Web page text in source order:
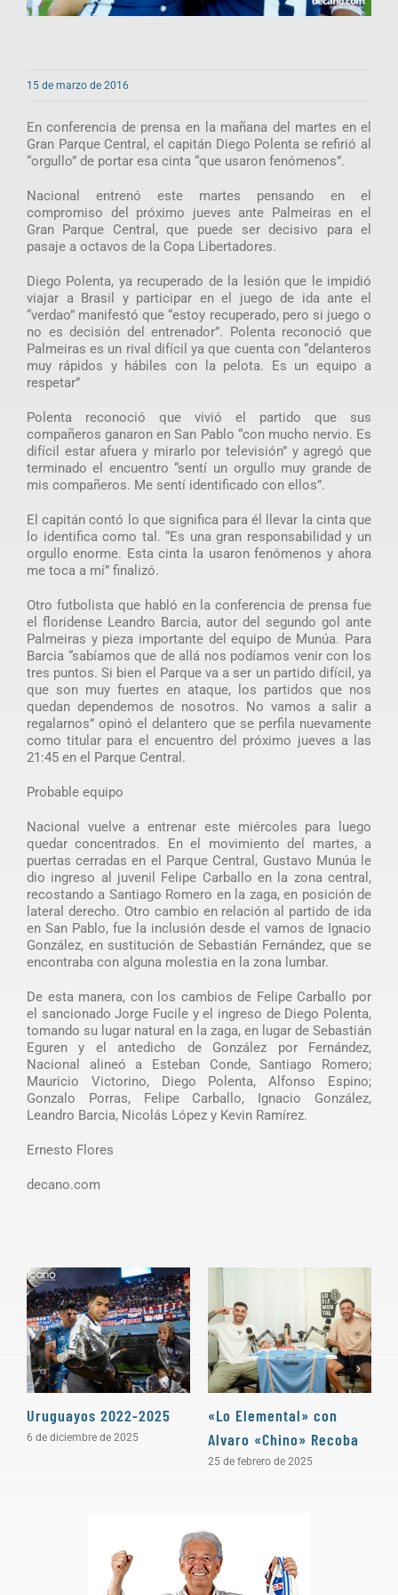
15 de marzo de 2016
En conferencia de prensa en la mañana del martes en el
Gran Parque Central, el capitán Diego Polenta se refirió al
“orgullo” de portar esa cinta “que usaron fenómenos”.
Nacional entrenó este martes pensando en el
compromiso del próximo jueves ante Palmeiras en el
Gran Parque Central, que puede ser decisivo para el
pasaje a octavos de la Copa Libertadores.
Diego Polenta, ya recuperado de la lesión que le impidió
viajar a Brasil y participar en el juego de ida ante el
“verdao” manifestó que “estoy recuperado, pero si juego o
no es decisión del entrenador”. Polenta reconoció que
Palmeiras es un rival difícil ya que cuenta con “delanteros
muy rápidos y hábiles con la pelota. Es un equipo a
respetar”
Polenta reconoció que vivió el partido que sus
compañeros ganaron en San Pablo “con mucho nervio. Es
difícil estar afuera y mirarlo por televisión” y agregó que
terminado el encuentro “sentí un orgullo muy grande de
mis compañeros. Me sentí identificado con ellos”.
El capitán contó lo que significa para él llevar la cinta que
lo identifica como tal. “Es una gran responsabilidad y un
orgullo enorme. Esta cinta la usaron fenómenos y ahora
me toca a mí” finalizó.
Otro futbolista que habló en la conferencia de prensa fue
el floridense Leandro Barcia, autor del segundo gol ante
Palmeiras y pieza importante del equipo de Munúa. Para
Barcia “sabíamos que de allá nos podíamos venir con los
tres puntos. Si bien el Parque va a ser un partido difícil, ya
que son muy fuertes en ataque, los partidos que nos
quedan dependemos de nosotros. No vamos a salir a
regalarnos” opinó el delantero que se perfila nuevamente
como titular para el encuentro del próximo jueves a las
21:45 en el Parque Central.
Probable equipo
Nacional vuelve a entrenar este miércoles para luego
quedar concentrados. En el movimiento del martes, a
puertas cerradas en el Parque Central, Gustavo Munúa le
dio ingreso al juvenil Felipe Carballo en la zona central,
recostando a Santiago Romero en la zaga, en posición de
lateral derecho. Otro cambio en relación al partido de ida
en San Pablo, fue la inclusión desde el vamos de Ignacio
González, en sustitución de Sebastián Fernández, que se
encontraba con alguna molestia en la zona lumbar.
De esta manera, con los cambios de Felipe Carballo por
el sancionado Jorge Fucile y el ingreso de Diego Polenta,
tomando su lugar natural en la zaga, en lugar de Sebastián
Eguren y el antedicho de González por Fernández,
Nacional alineó a Esteban Conde, Santiago Romero;
Mauricio Victorino, Diego Polenta, Alfonso Espino;
Gonzalo Porras, Felipe Carballo, Ignacio González,
Leandro Barcia, Nicolás López y Kevin Ramírez.
Ernesto Flores
decano.com
Uruguayos 2022-2025
6 de diciembre de 2025
«Lo Elemental» con
Alvaro «Chino» Recoba
25 de febrero de 2025